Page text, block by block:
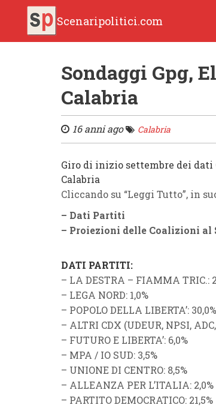
Scenaripolitici.com
Sondaggi Gpg,
Calabria
16 anni ago Calabria
Giro di inizio settembre dei
Calabria
Cliccando su “Leggi Tutto”, in
– Dati Partiti
– Proiezioni delle Coalizioni al
DATI PARTITI:
– LA DESTRA – FIAMMA TRIC.:
– LEGA NORD: 1,0%
– POPOLO DELLA LIBERTA’: 30,0%
– ALTRI CDX (UDEUR, NPSI,
– FUTURO E LIBERTA’: 6,0%
– MPA / IO SUD: 3,5%
– UNIONE DI CENTRO: 8,5%
– ALLEANZA PER L’ITALIA: 2,0%
– PARTITO DEMOCRATICO: 21,5%